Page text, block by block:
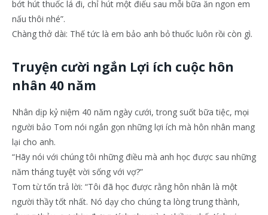
bớt hút thuốc lá đi, chỉ hút một điếu sau mỗi bữa ăn ngon em
nấu thôi nhé”.
Chàng thở dài: Thế tức là em bảo anh bỏ thuốc luôn rồi còn gì.
Truyện cười ngắn Lợi ích cuộc hôn
nhân 40 năm
Nhân dịp kỷ niệm 40 năm ngày cưới, trong suốt bữa tiệc, mọi
người bảo Tom nói ngắn gọn những lợi ích mà hôn nhân mang
lại cho anh.
“Hãy nói với chúng tôi những điều mà anh học được sau những
năm tháng tuyệt vời sống với vợ?”
Tom từ tốn trả lời: “Tôi đã học được rằng hôn nhân là một
người thầy tốt nhất. Nó dạy cho chúng ta lòng trung thành,